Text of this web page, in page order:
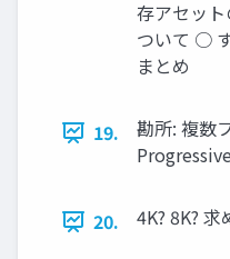
存アセッ
ついて ○
まとめ
19.
勘所: 複数
20. 4K? 8K?